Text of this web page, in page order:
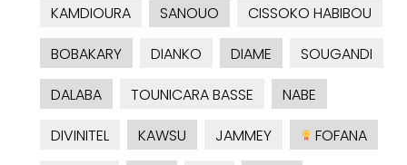
KAMDIOURA
SANOUO
CISSOKO HABIBOU
BOBAKARY
DIANKO DIAME
SOUGANDI
DALABA
TOUNICARA BASSE
NABE
DIVINITEL
KAWSU JAMMEY
FOFANA